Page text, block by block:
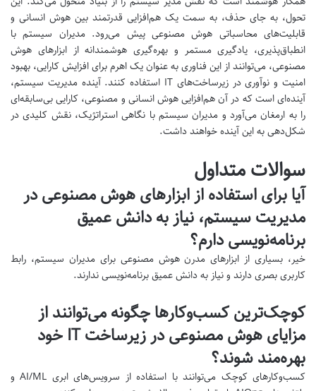
تحول، به جای حذف، به سمت یک هم‌افزایی قدرتمند بین هوش انسانی و
قابلیت‌های محاسباتی هوش مصنوعی پیش می‌رود. مدیران سیستم با
انطباق‌پذیری، یادگیری مستمر و بهره‌گیری هوشمندانه از ابزارهای هوش
مصنوعی، می‌توانند از این فناوری به عنوان یک اهرم برای افزایش کارایی، بهبود
امنیت و نوآوری در زیرساخت‌های IT استفاده کنند. آینده مدیریت سیستم،
آینده‌ای است که در آن هم‌افزایی هوش انسانی و مصنوعی، کارایی بی‌سابقه‌ای
را به ارمغان می‌آورد و مدیران سیستم با نگاهی استراتژیک، نقش کلیدی در
شکل‌دهی به این آینده خواهند داشت.
سوالات متداول
آیا برای استفاده از ابزارهای هوش مصنوعی در
مدیریت سیستم، نیاز به دانش عمیق
برنامه‌نویسی دارم؟
خیر، بسیاری از ابزارهای مدرن هوش مصنوعی برای مدیران سیستم، رابط
کاربری بصری دارند و نیاز به دانش عمیق برنامه‌نویسی ندارند.
کوچک‌ترین کسب‌وکارها چگونه می‌توانند از
مزایای هوش مصنوعی در زیرساخت IT خود
بهره‌مند شوند؟
کسب‌وکارهای کوچک می‌توانند با استفاده از سرویس‌های ابری AI/ML و